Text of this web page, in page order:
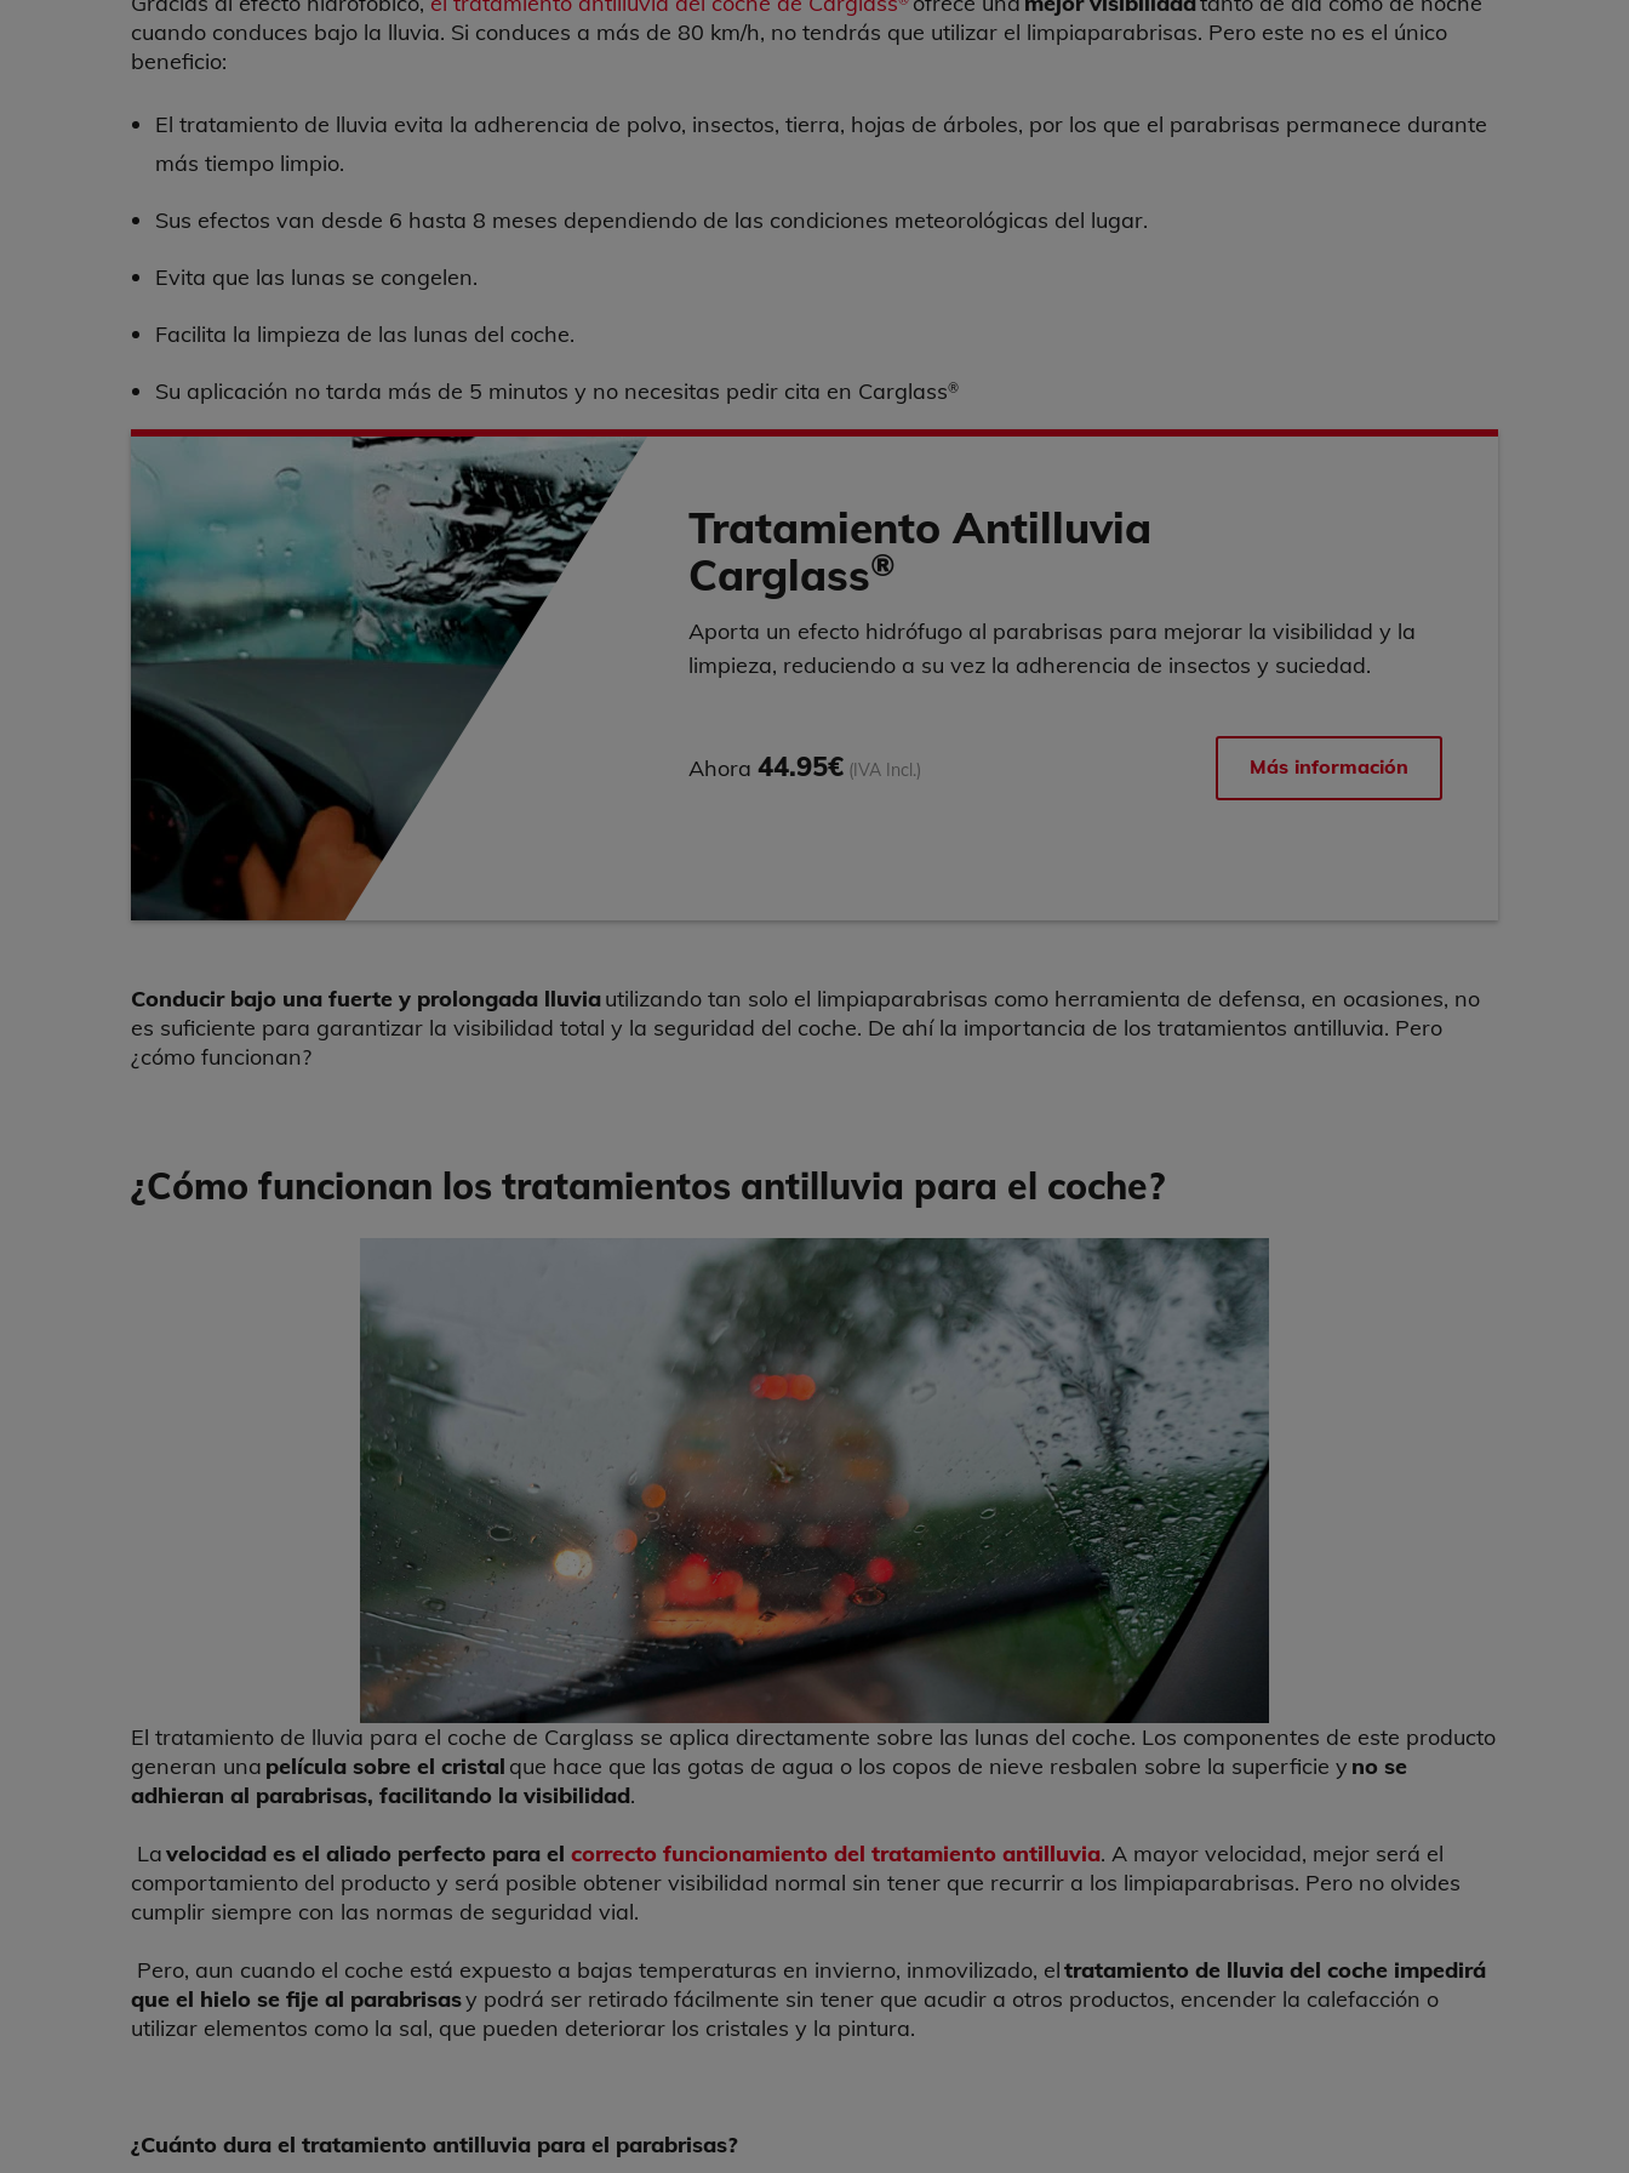
cuando conduces bajo la lluvia. Si conduces a más de 80 km/h, no tendrás que utilizar el limpiaparabrisas. Pero este no es el único
beneficio:
El tratamiento de lluvia evita la adherencia de polvo, insectos, tierra, hojas de árboles, por los que el parabrisas permanece durante
más tiempo limpio.
Sus efectos van desde 6 hasta 8 meses dependiendo de las condiciones meteorológicas del lugar.
Evita que las lunas se congelen.
Facilita la limpieza de las lunas del coche.
Su aplicación no tarda más de 5 minutos y no necesitas pedir cita en Carglass®
Tratamiento Antilluvia
Carglass®
Aporta un efecto hidrófugo al parabrisas para mejorar la visibilidad y la
limpieza, reduciendo a su vez la adherencia de insectos y suciedad.
Ahora 44.95€ (IVA Incl.) Más información
Conducir bajo una fuerte y prolongada lluviautilizando tan solo el limpiaparabrisas como herramienta de defensa, en ocasiones, no
es suficiente para garantizar la visibilidad total y la seguridad del coche. De ahí la importancia de los tratamientos antilluvia. Pero
¿cómo funcionan?
¿Cómo funcionan los tratamientos antilluvia para el coche?
El tratamiento de lluvia para el coche de Carglass se aplica directamente sobre las lunas del coche. Los componentes de este producto
generan una película sobre el cristal que hace que las gotas de agua o los copos de nieve resbalen sobre la superficie y no se
adhieran al parabrisas, facilitando la visibilidad.
Lavelocidad es el aliado perfecto para el correcto funcionamiento del tratamiento antilluvia. A mayor velocidad, mejor será el
comportamiento del producto y será posible obtener visibilidad normal sin tener que recurrir a los limpiaparabrisas. Pero no olvides
cumplir siempre con las normas de seguridad vial.
Pero, aun cuando el coche está expuesto a bajas temperaturas en invierno, inmovilizado, eltratamiento de lluvia del coche impedirá
que el hielo se fije al parabrisasy podrá ser retirado fácilmente sin tener que acudir a otros productos, encender la calefacción o
utilizar elementos como la sal, que pueden deteriorar los cristales y la pintura.
¿Cuánto dura el tratamiento antilluvia para el parabrisas?